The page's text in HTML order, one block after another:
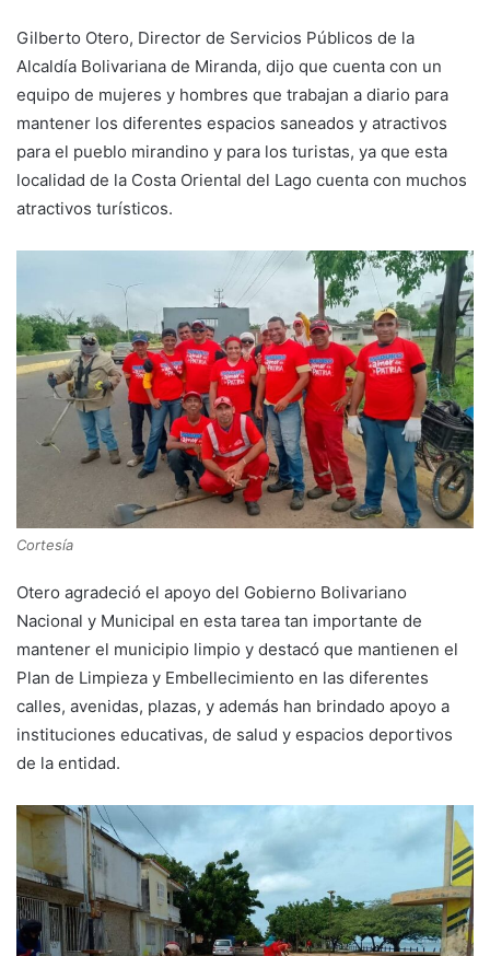
Gilberto Otero, Director de Servicios Públicos de la
Alcaldía Bolivariana de Miranda, dijo que cuenta con un
equipo de mujeres y hombres que trabajan a diario para
mantener los diferentes espacios saneados y atractivos
para el pueblo mirandino y para los turistas, ya que esta
localidad de la Costa Oriental del Lago cuenta con muchos
atractivos turísticos.
Cortesía
Otero agradeció el apoyo del Gobierno Bolivariano
Nacional y Municipal en esta tarea tan importante de
mantener el municipio limpio y destacó que mantienen el
Plan de Limpieza y Embellecimiento en las diferentes
calles, avenidas, plazas, y además han brindado apoyo a
instituciones educativas, de salud y espacios deportivos
de la entidad.